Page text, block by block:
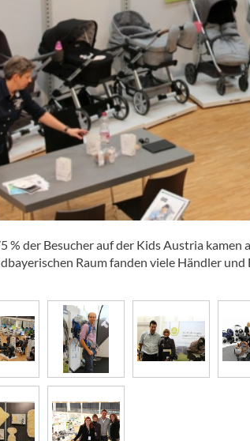
% der Besucher auf der Kids Austria kamen
Raum fanden viele Händler und